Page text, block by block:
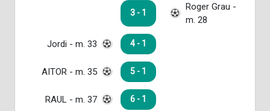
3 - 1
Roger Grau -
m. 28
Jordi - m. 33 4 - 1
AITOR - m. 35 5 - 1
RAUL - m. 37 6 - 1